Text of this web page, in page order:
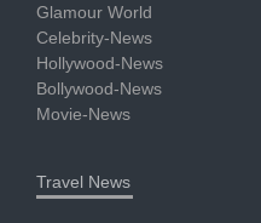
Glamour World
Celebrity-News
Hollywood-News
Bollywood-News
Movie-News
Travel News